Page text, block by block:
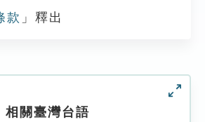
款 」釋出
相關臺灣台語